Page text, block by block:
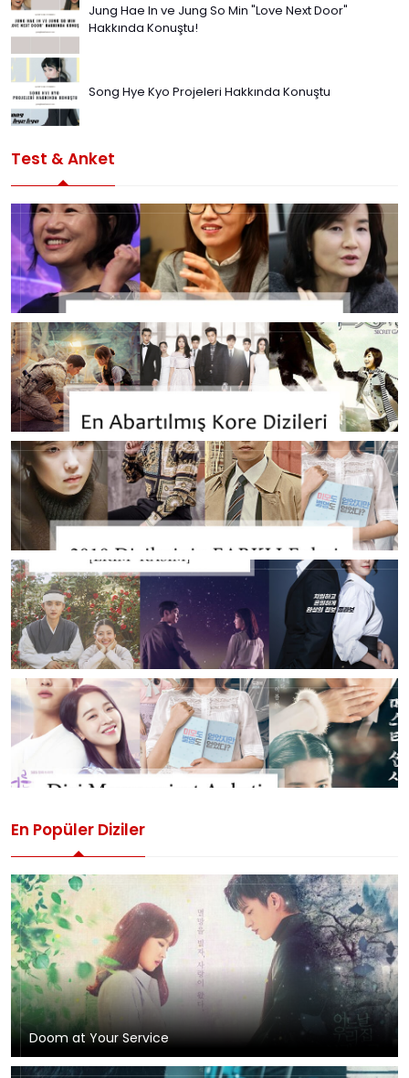
Jung Hae In ve Jung So Min "Love Next Door"
Hakkında Konuştu!
Song Hye Kyo Projeleri Hakkında Konuştu
Test & Anket
En Popüler Diziler
Doom at Your Service